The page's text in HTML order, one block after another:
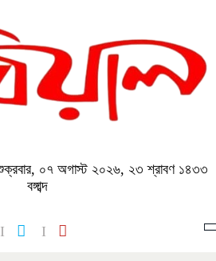
০৭ অগাস্ট ২০২৬, ২৩ শ্রাবণ ১৪৩৩
বঙ্গাব্দ